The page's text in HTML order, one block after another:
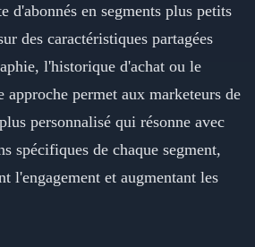
d'abonnés en segments plus petits
des caractéristiques partagées
l'historique d'achat ou le
approche permet aux marketeurs de
personnalisé qui résonne avec
spécifiques de chaque segment,
l'engagement et augmentant les